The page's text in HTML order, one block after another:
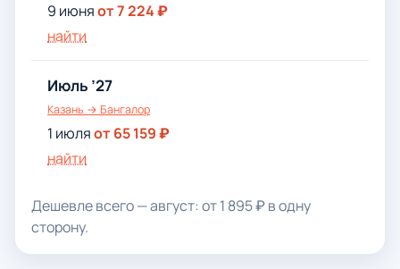
9 июняот 7 224 ₽
найти
Июль ’27
Казань → Бангалор
1 июляот 65 159 ₽
найти
Дешевле всего — август: от 1 895 ₽ в одну
сторону.